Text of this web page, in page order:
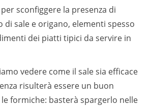
sconfiggere la presenza di
sale e origano, elementi spesso
dei piatti tipici da servire in
vedere come il sale sia efficace
risulterà essere un buon
formiche: basterà spargerlo nelle